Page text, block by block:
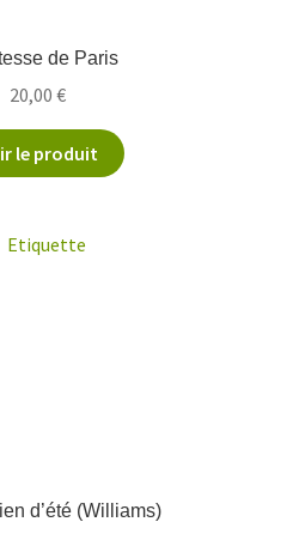
de Paris
20,00 €
le produit
d’été (Williams)